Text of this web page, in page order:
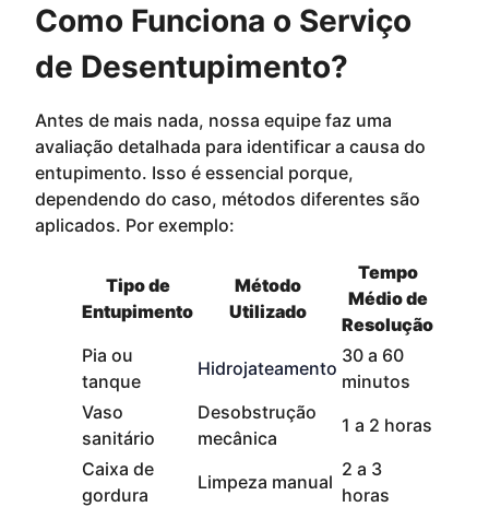
Como Funciona o Serviço
de Desentupimento?
Antes de mais nada, nossa equipe faz uma
avaliação detalhada para identificar a causa do
entupimento. Isso é essencial porque,
dependendo do caso, métodos diferentes são
aplicados. Por exemplo:
Tipo de
Entupimento
Método
Utilizado
Tempo
Médio de
Resolução
Pia ou
tanque
Hidrojateamento
30 a 60
minutos
Vaso
sanitário
Desobstrução
mecânica
1 a 2 horas
Caixa de
gordura
Limpeza manual
2 a 3
horas